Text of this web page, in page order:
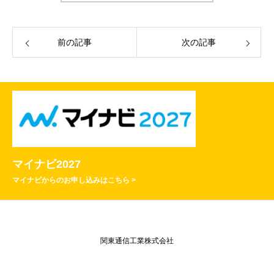
前の記事 次の記事
マイナビ2027
マイナビからのお申し込みはこちら >
関東通信工業株式会社